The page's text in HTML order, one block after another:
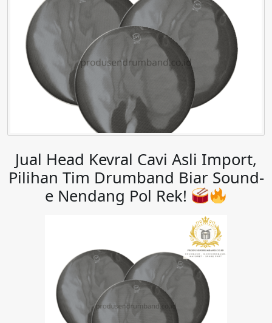
Jual Head Kevral Cavi Asli Import,
Pilihan Tim Drumband Biar Sound-
e Nendang Pol Rek!